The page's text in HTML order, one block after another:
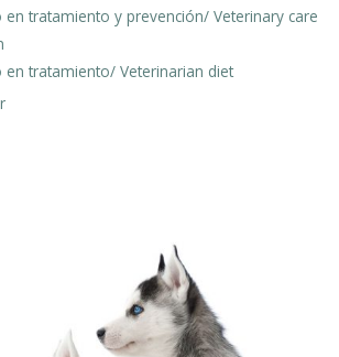
en tratamiento y prevención/ Veterinary care
en tratamiento/ Veterinarian diet